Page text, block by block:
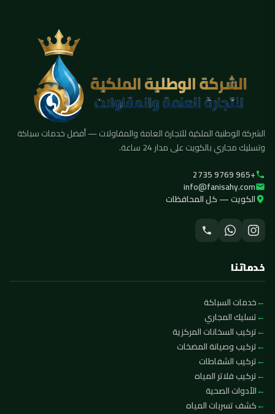
الشركة الوطنية الملكية للتجارة العامة والمقاولات — أفضل خدمات سباكة
وتسليك مجاري بالكويت على مدار 24 ساعة.
+965 9769 2735
info@fanisahy.com
الكويت — كل المحافظات
خدماتنا
خدمات السباكة
تسليك المجاري
تركيب السخانات المركزية
تركيب وصيانة المضخات
تركيب الشفاطات
تركيب فلاتر المياه
الأدوات الصحية
كشف تسربات المياه